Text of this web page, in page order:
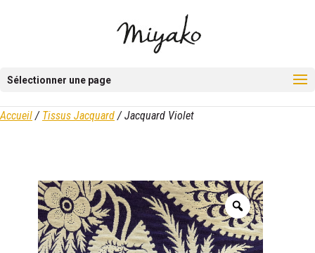
Sélectionner une page
Accueil/ Tissus Jacquard/ Jacquard Violet